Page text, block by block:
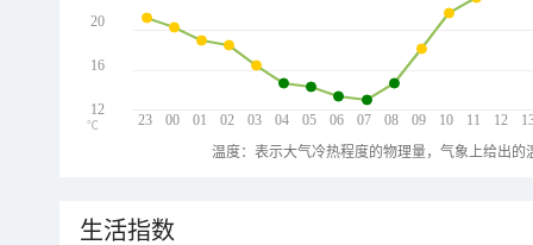
23 00 01 02 03 04 05 06 07 08 09 10 11 12
20
16
12
℃
温度：表示大气冷热程度的物理量，气象上给出
生活指数